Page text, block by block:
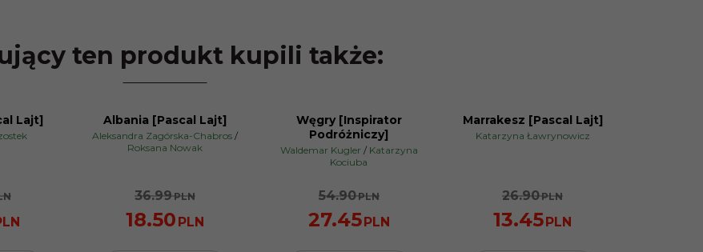
ten produkt kupili także:
Lajt] Albania [Pascal Lajt]
Aleksandra Zagórska-Chabros /
Roksana Nowak
36.99PLN
18.50 PLN
PROMOCJA
Węgry [Inspirator
Podróżniczy]
Waldemar Kugler / Katarzyna
Kociuba
54.90PLN
27.45PLN
Marrakesz [Pascal Lajt]
Katarzyna Ławrynowicz
26.90PLN
13.45PLN